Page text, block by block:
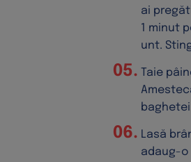
ai
1 minut
unt.
Taie
Lasă
adaug-o